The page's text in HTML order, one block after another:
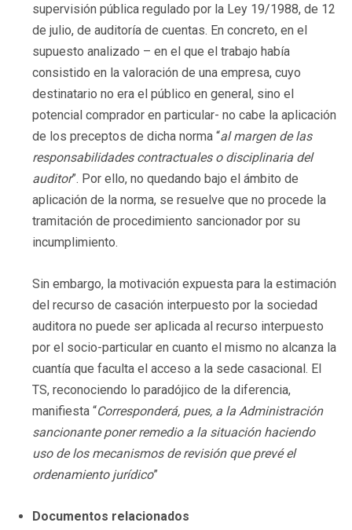
supervisión pública regulado por la Ley 19/1988, de 12
de julio, de auditoría de cuentas. En concreto, en el
supuesto analizado – en el que el trabajo había
consistido en la valoración de una empresa, cuyo
destinatario no era el público en general, sino el
potencial comprador en particular- no cabe la aplicación
de los preceptos de dicha norma “al margen de las
responsabilidades contractuales o disciplinaria del
auditor”. Por ello, no quedando bajo el ámbito de
aplicación de la norma, se resuelve que no procede la
tramitación de procedimiento sancionador por su
incumplimiento.
Sin embargo, la motivación expuesta para la estimación
del recurso de casación interpuesto por la sociedad
auditora no puede ser aplicada al recurso interpuesto
por el socio-particular en cuanto el mismo no alcanza la
cuantía que faculta el acceso a la sede casacional. El
TS, reconociendo lo paradójico de la diferencia,
manifiesta “Corresponderá, pues, a la Administración
sancionante poner remedio a la situación haciendo
uso de los mecanismos de revisión que prevé el
ordenamiento jurídico”
Documentos relacionados